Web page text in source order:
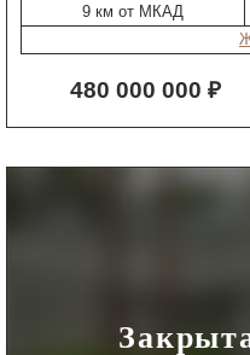
9 км от МКАД
480 000 000 ₽